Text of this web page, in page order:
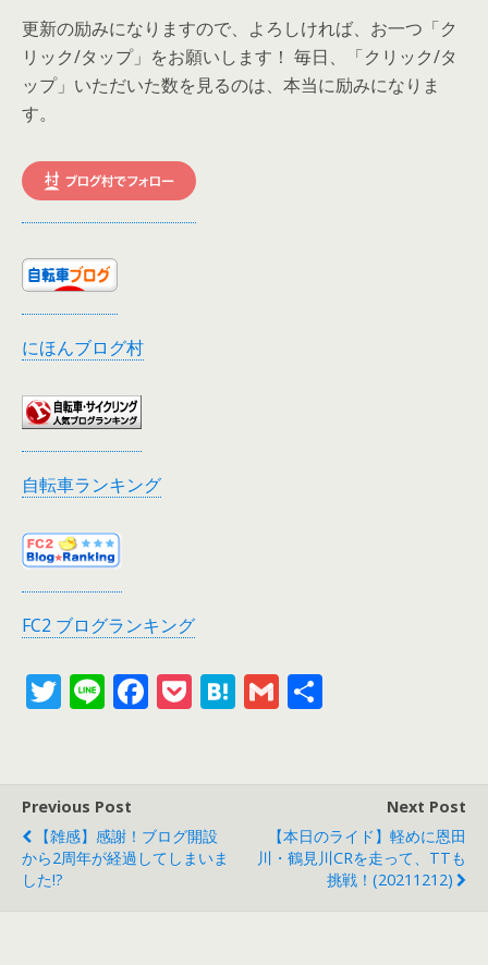
更新の励みになりますので、よろしければ、お一つ「ク
リック/タップ」をお願いします！ 毎日、「クリック/タ
ップ」いただいた数を見るのは、本当に励みになりま
す。
にほんブログ村
自転車ランキング
FC2 ブログランキング
T
er
Li F
o
o
P H G
Previous Post
【雑感】感謝！ブログ開設
から2周年が経過してしまいま
した!?
Next Post
【本日のライド】軽めに恩田
川・鶴見川CRを走って、TTも
挑戦！(20211212)